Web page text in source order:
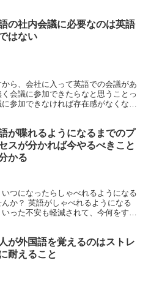
の社内会議に必要なのは英語
はない
ら、会社に入って英語での会議があ
会議に参加できたらなと思うことっ
参加できなければ存在感がなくなっ
が喋れるようになるまでのプ
スが分かれば今やるべきこと
かる
つになったらしゃべれるようになる
か？ 英語がしゃべれるようになる
った不安も軽減されて、今何をすべ
が外国語を覚えるのはストレ
耐えること